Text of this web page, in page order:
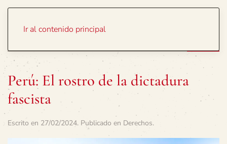
Ir al contenido principal
Perú: El rostro de la dictadura
fascista
Escrito en 27/02/2024. Publicado en Derechos.